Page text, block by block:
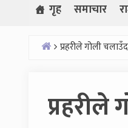
गृह समाचार
प्रहरीले गोली
प्रहरीले